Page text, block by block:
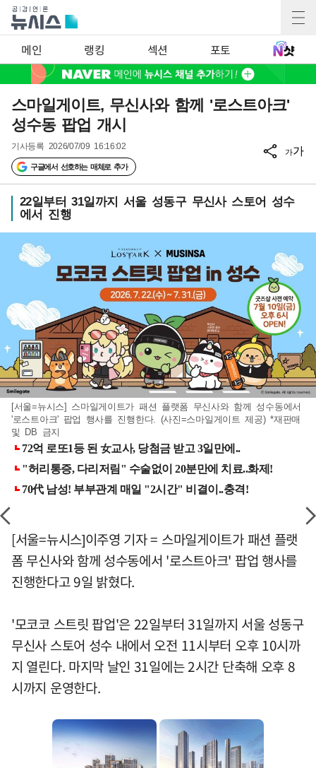
메인 랭킹 섹션 포토
스마일게이트, 무신사와 함께 '로스트아크'
성수동 팝업 개시
기사등록 2026/07/09 16:16:02
구글에서 선호하는 매체로 추가
가가
22일부터 31일까지 서울 성동구 무신사 스토어 성수
에서 진행
[서울=뉴시스] 스마일게이트가 패션 플랫폼 무신사와 함께 성수동에서
'로스트아크' 팝업 행사를 진행한다. (사진=스마일게이트 제공) *재판매
및 DB 금지
[서울=뉴시스]이주영 기자 = 스마일게이트가 패션 플랫
폼 무신사와 함께 성수동에서 '로스트아크' 팝업 행사를
진행한다고 9일 밝혔다.
'모코코 스트릿 팝업'은 22일부터 31일까지 서울 성동구
무신사 스토어 성수 내에서 오전 11시부터 오후 10시까
지 열린다. 마지막 날인 31일에는 2시간 단축해 오후 8
시까지 운영한다.